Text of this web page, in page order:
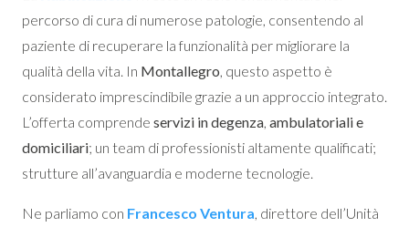
percorso di cura di numerose patologie, consentendo al
paziente di recuperare la funzionalità per migliorare la
qualità della vita. In Montallegro , questo aspetto è
considerato imprescindibile grazie a un approccio integrato.
L’offerta comprende servizi in degenza ambulatoriali e
domiciliari; un team di professionisti altamente qualificati;
strutture all’avanguardia e moderne tecnologie.
Ne parliamo con Francesco Ventura , direttore dell’Unità